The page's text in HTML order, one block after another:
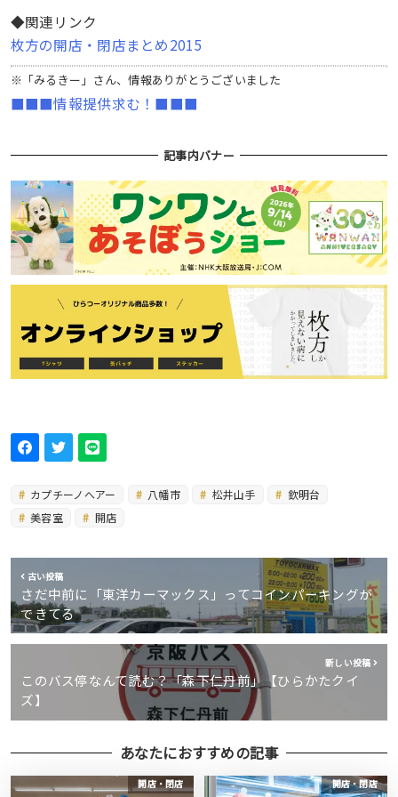
◆関連リンク
枚方の開店・閉店まとめ2015
※「みるきー」さん、情報ありがとうございました
■■■情報提供求む！■■■
記事内バナー
カプチーノへアー 八幡市 松井山手
欽明台
美容室
開店
古い投稿
さだ中前に「東洋カーマックス」ってコインパーキングが
できてる
新しい投稿
このバス停なんて読む？「森下仁丹前」【ひらかたクイ
ズ】
あなたにおすすめの記事
開店・閉店 開店・閉店